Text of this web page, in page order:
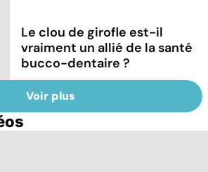
Le clou de girofle est-il
vraiment un allié de la santé
bucco-dentaire ?
Voir plus